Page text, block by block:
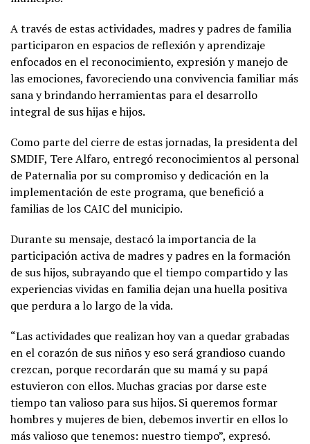
A través de estas actividades, madres y padres de familia
participaron en espacios de reflexión y aprendizaje
enfocados en el reconocimiento, expresión y manejo de
las emociones, favoreciendo una convivencia familiar más
sana y brindando herramientas para el desarrollo
integral de sus hijas e hijos.
Como parte del cierre de estas jornadas, la presidenta del
SMDIF, Tere Alfaro, entregó reconocimientos al personal
de Paternalia por su compromiso y dedicación en la
implementación de este programa, que benefició a
familias de los CAIC del municipio.
Durante su mensaje, destacó la importancia de la
participación activa de madres y padres en la formación
de sus hijos, subrayando que el tiempo compartido y las
experiencias vividas en familia dejan una huella positiva
que perdura a lo largo de la vida.
“Las actividades que realizan hoy van a quedar grabadas
en el corazón de sus niños y eso será grandioso cuando
crezcan, porque recordarán que su mamá y su papá
estuvieron con ellos. Muchas gracias por darse este
tiempo tan valioso para sus hijos. Si queremos formar
hombres y mujeres de bien, debemos invertir en ellos lo
más valioso que tenemos: nuestro tiempo”, expresó.